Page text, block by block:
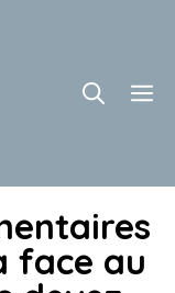
face au